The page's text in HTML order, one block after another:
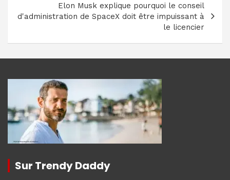
Elon Musk explique pourquoi le conseil
d'administration de SpaceX doit être impuissant à
le licencier
Sur Trendy Daddy